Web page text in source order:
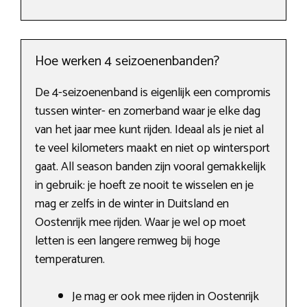
Hoe werken 4 seizoenenbanden?
De 4-seizoenenband is eigenlijk een compromis
tussen winter- en zomerband waar je elke dag
van het jaar mee kunt rijden. Ideaal als je niet al
te veel kilometers maakt en niet op wintersport
gaat. All season banden zijn vooral gemakkelijk
in gebruik: je hoeft ze nooit te wisselen en je
mag er zelfs in de winter in Duitsland en
Oostenrijk mee rijden. Waar je wel op moet
letten is een langere remweg bij hoge
temperaturen.
Je mag er ook mee rijden in Oostenrijk